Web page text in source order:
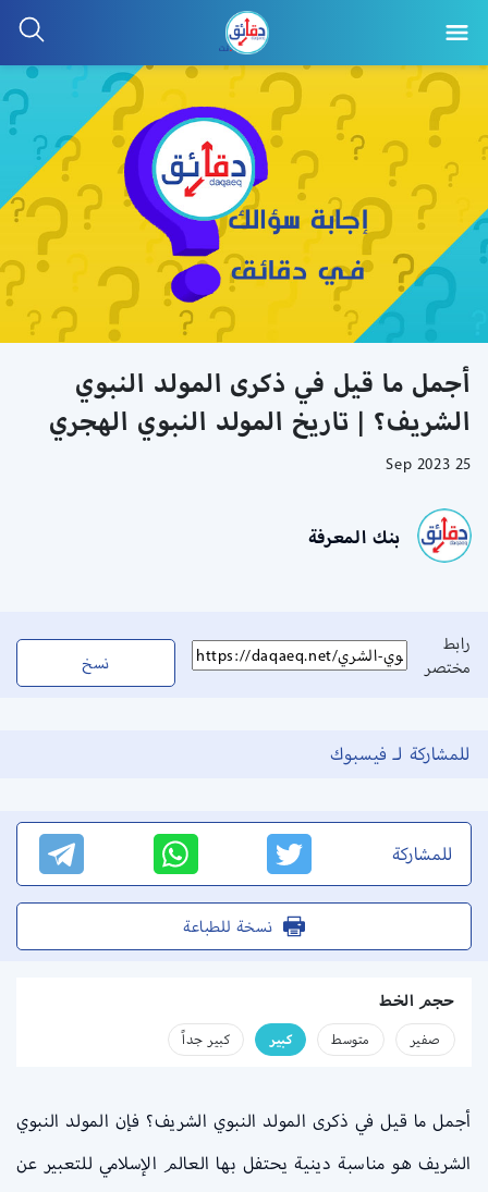
أجمل ما قيل في ذكرى المولد النبوي
الشريف؟ | تاريخ المولد النبوي الهجري
25 Sep 2023
بنك المعرفة
رابط
مختصر
نسخ
للمشاركة لـ فيسبوك
للمشاركة
نسخة للطباعة
حجم الخط
صفير متوسط كبير كبير جداً
أجمل ما قيل في ذكرى المولد النبوي الشريف؟ فإن المولد النبوي
الشريف هو مناسبة دينية يحتفل بها العالم الإسلامي للتعبير عن